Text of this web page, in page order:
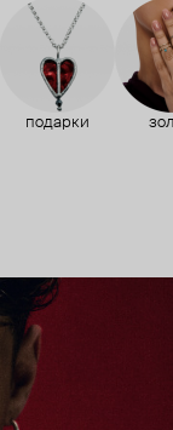
подарки